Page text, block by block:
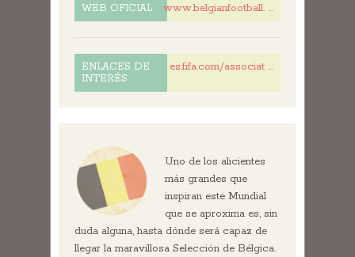
WEB OFICIAL www.belgianfootball. ...
ENLACES DE
INTERÉS
es.fifa.com/associat ...
Uno de los alicientes
más grandes que
inspiran este Mundial
que se aproxima es, sin
duda alguna, hasta dónde será capaz de
llegar la maravillosa Selección de Bélgica.